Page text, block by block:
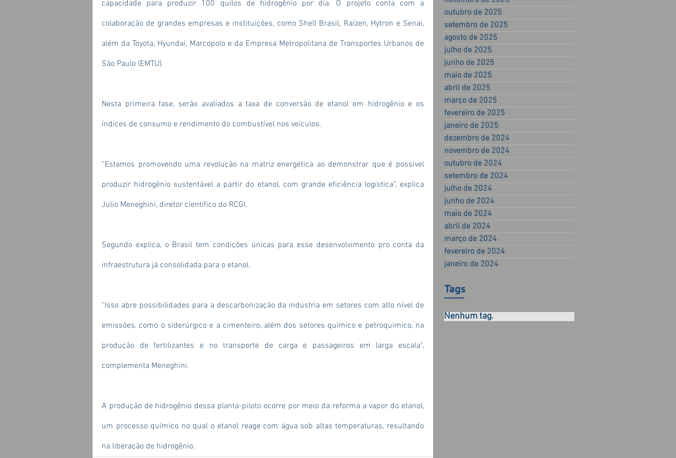
outubro de 2025
setembro de 2025
agosto de 2025
julho de 2025
junho de 2025
maio de 2025
abril de 2025
março de 2025
fevereiro de 2025
janeiro de 2025
dezembro de 2024
novembro de 2024
outubro de 2024
setembro de 2024
julho de 2024
junho de 2024
maio de 2024
abril de 2024
março de 2024
fevereiro de 2024
janeiro de 2024
Tags
Nenhum tag.
capacidade para produzir 100 quilos de hidrogênio por dia. O projeto conta com a
colaboração de grandes empresas e instituições, como Shell Brasil, Raízen, Hytron e Senai,
além da Toyota, Hyundai, Marcopolo e da Empresa Metropolitana de Transportes Urbanos de
São Paulo (EMTU).
Nesta primeira fase, serão avaliados a taxa de conversão de etanol em hidrogênio e os
índices de consumo e rendimento do combustível nos veículos.
“Estamos promovendo uma revolução na matriz energética ao demonstrar que é possível
produzir hidrogênio sustentável a partir do etanol, com grande eficiência logística”, explica
Julio Meneghini, diretor científico do RCGI.
Segundo explica, o Brasil tem condições únicas para esse desenvolvimento pro conta da
infraestrutura já consolidada para o etanol.
“Isso abre possibilidades para a descarbonização da indústria em setores com alto nível de
emissões, como o siderúrgico e a cimenteiro, além dos setores químico e petroquímico, na
produção de fertilizantes e no transporte de carga e passageiros em larga escala”,
complementa Meneghini.
A produção de hidrogênio dessa planta-piloto ocorre por meio da reforma a vapor do etanol,
um processo químico no qual o etanol reage com água sob altas temperaturas, resultando
na liberação de hidrogênio.